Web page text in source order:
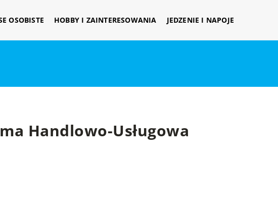
OSOBISTE HOBBY I ZAINTERESOWANIA JEDZENIE I NAPOJE
Handlowo-Usługowa